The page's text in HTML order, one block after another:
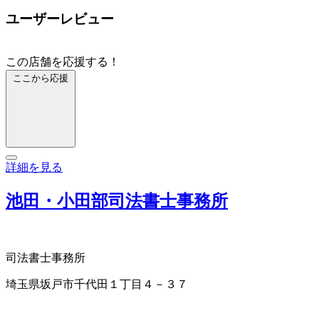
ユーザーレビュー
この店舗を応援する！
ここから応援
詳細を見る
池田・小田部司法書士事務所
司法書士事務所
埼玉県坂戸市千代田１丁目４－３７